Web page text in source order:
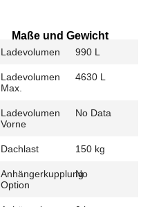
Maße und Gewicht
Ladevolumen 990 L
Ladevolumen
Max.
4630 L
Ladevolumen
Vorne
No Data
Dachlast 150 kg
Anhängerkupplung
Option
No